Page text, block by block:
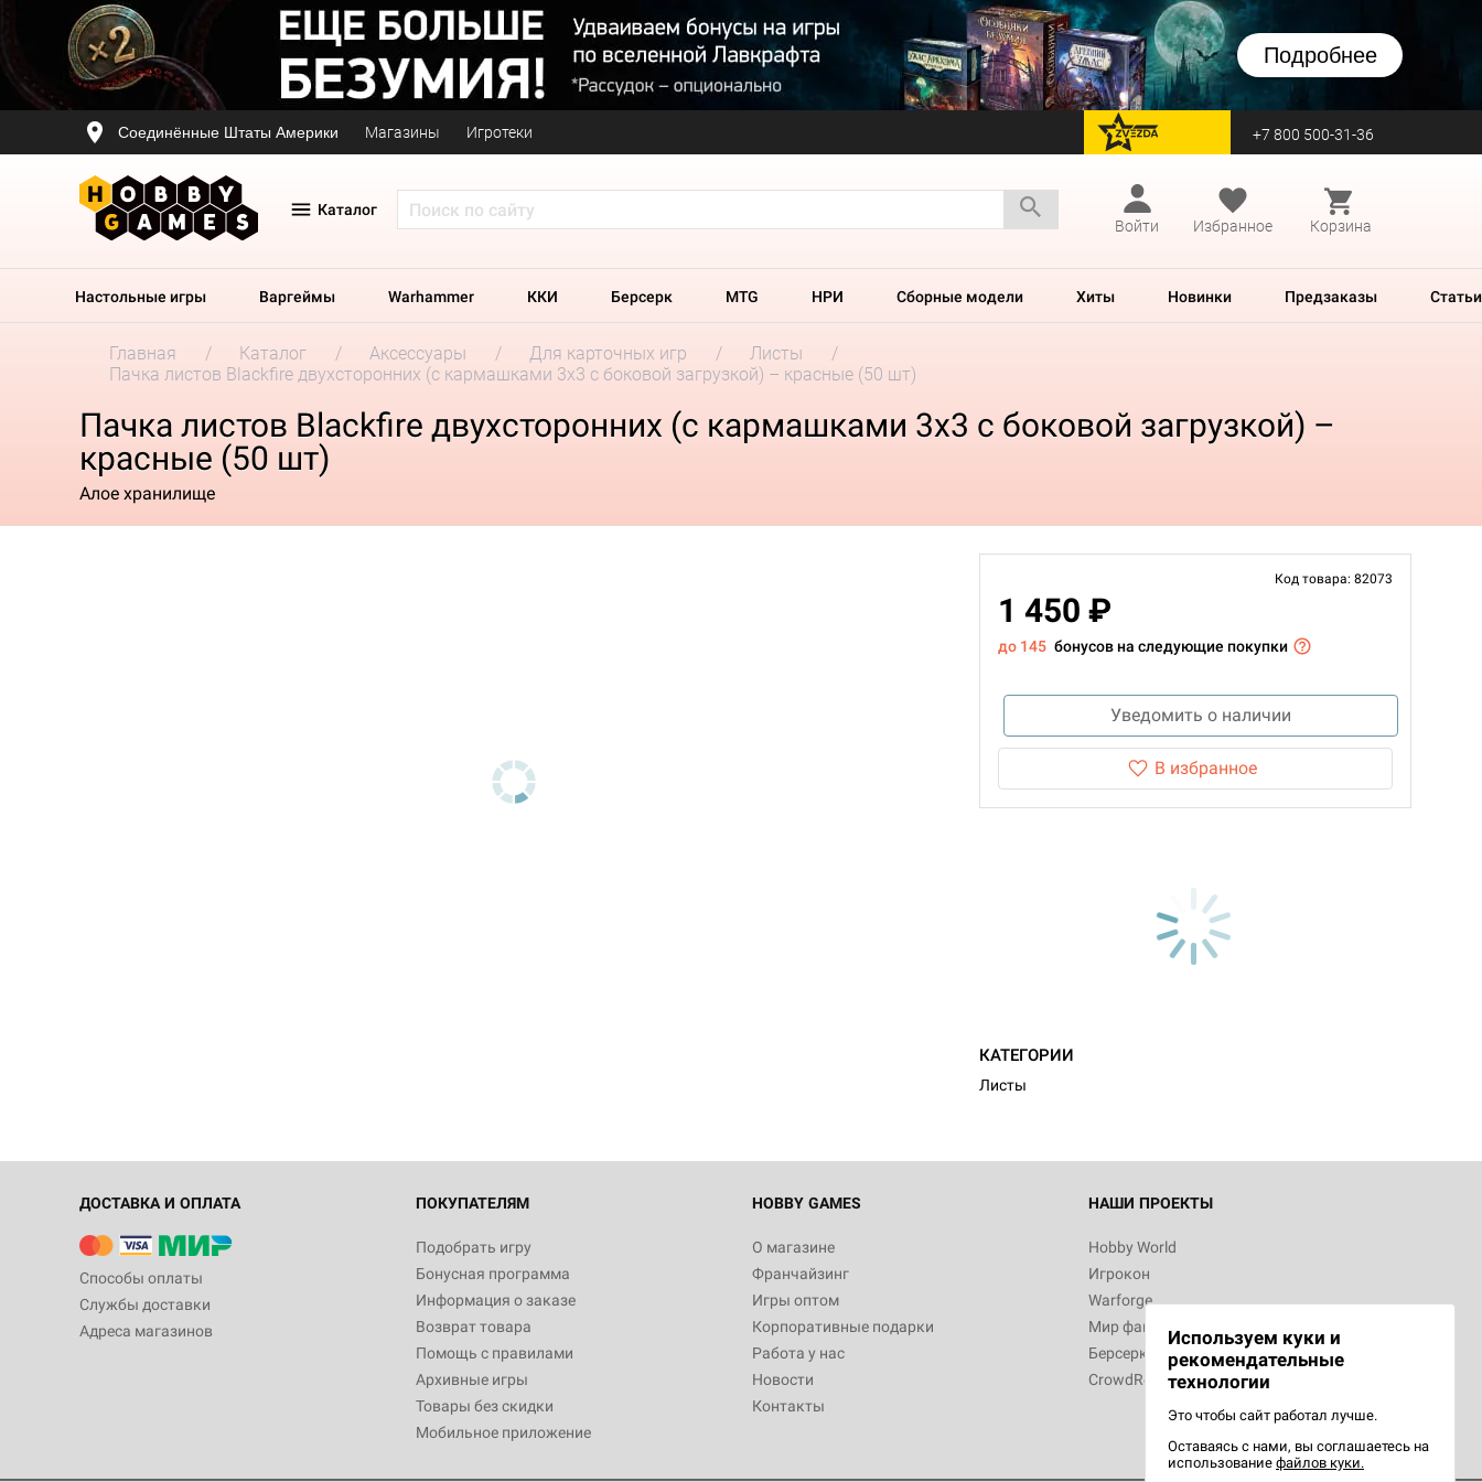
Подробнее
Соединённые Штаты Америки Магазины Игротеки перейти на Zvezda +7 800 500-31-36
Каталог
Войти
Избранное Корзина
Настольные игры Варгеймы Warhammer ККИ Берсерк MTG НРИ Сборные модели Хиты Новинки Предзаказы Статьи
Главная Каталог Аксессуары Для карточных игр
Листы
Пачка листов Blackfire двухсторонних (с кармашками 3х3 с боковой загрузкой) – красные (50 шт)
Пачка листов Blackfire двухсторонних (с кармашками 3х3 с боковой загрузкой) –
красные (50 шт)
Алое хранилище
Код товара: 82073
1 450 ₽
до 145 бонусов на следующие покупки
Уведомить о наличии
В избранное
КАТЕГОРИИ
Листы
ДОСТАВКА И ОПЛАТА
Способы оплаты
Службы доставки
Адреса магазинов
ПОКУПАТЕЛЯМ
Подобрать игру
Бонусная программа
Информация о заказе
Возврат товара
Помощь с правилами
Архивные игры
Товары без скидки
Мобильное приложение
HOBBY GAMES
О магазине
Франчайзинг
Игры оптом
Корпоративные подарки
Работа у нас
Новости
Контакты
НАШИ ПРОЕКТЫ
Hobby World
Игрокон
Warforge
Мир фантастики
Берсерк
CrowdRepublic
Используем куки и
рекомендательные
технологии
Это чтобы сайт работал лучше.
Оставаясь с нами, вы соглашаетесь на
использование файлов куки.